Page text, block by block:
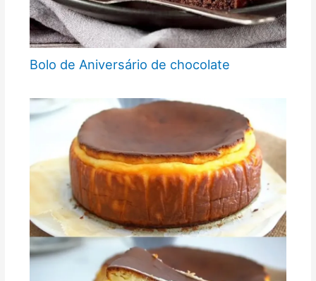
Bolo de Aniversário de chocolate